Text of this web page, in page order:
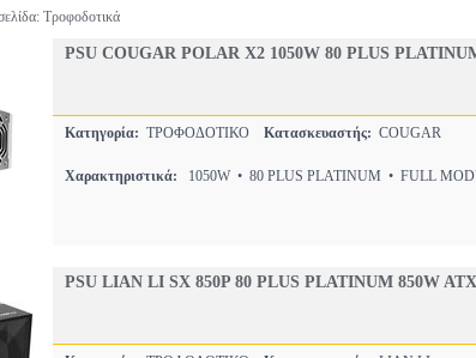
Τροφοδοτικά
PSU COUGAR POLAR X2 1050W 80 PLUS
Κατηγορία: ΤΡΟΦΟΔΟΤΙΚΟ Κατασκευαστής: COUGAR
Χαρακτηριστικά: 1050W • 80 PLUS PLATINUM • FULL
PSU LIAN LI SX 850P 80 PLUS PLATINUM 850W